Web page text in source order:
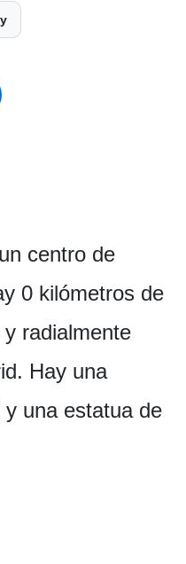
centro de
0 kilómetros de
radialmente
Hay una
una estatua de